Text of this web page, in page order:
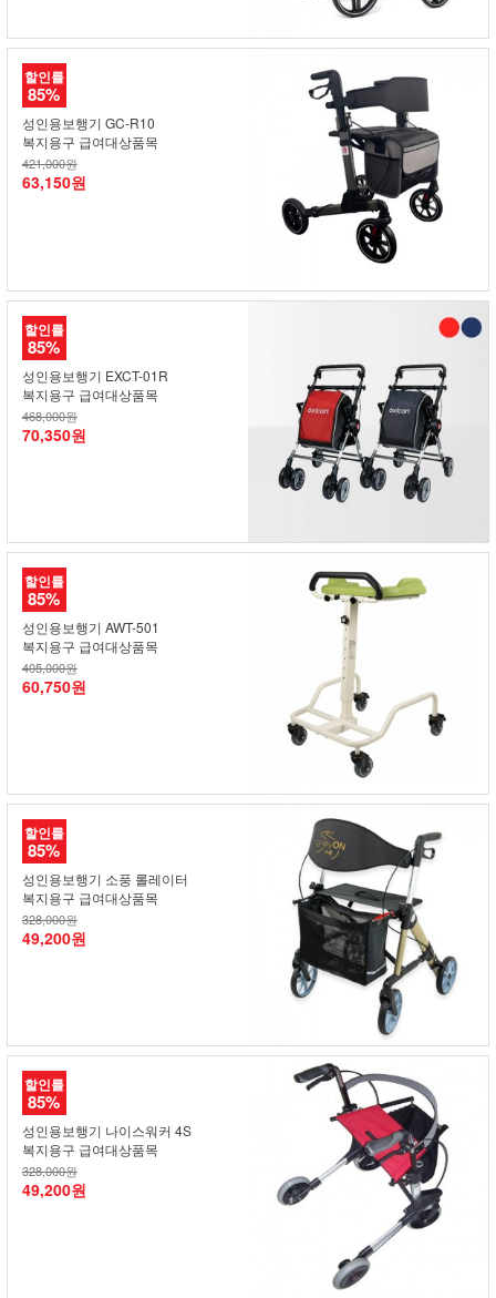
할인률
85%
성인용보행기 GC-R10
복지용구 급여대상품목
421,000원
63,150원
할인률
85%
성인용보행기 EXCT-01R
복지용구 급여대상품목
468,000원
70,350원
할인률
85%
성인용보행기 AWT-501
복지용구 급여대상품목
405,000원
60,750원
할인률
85%
성인용보행기 소풍 롤레이터
복지용구 급여대상품목
328,000원
49,200원
할인률
85%
성인용보행기 나이스워커 4S
복지용구 급여대상품목
328,000원
49,200원